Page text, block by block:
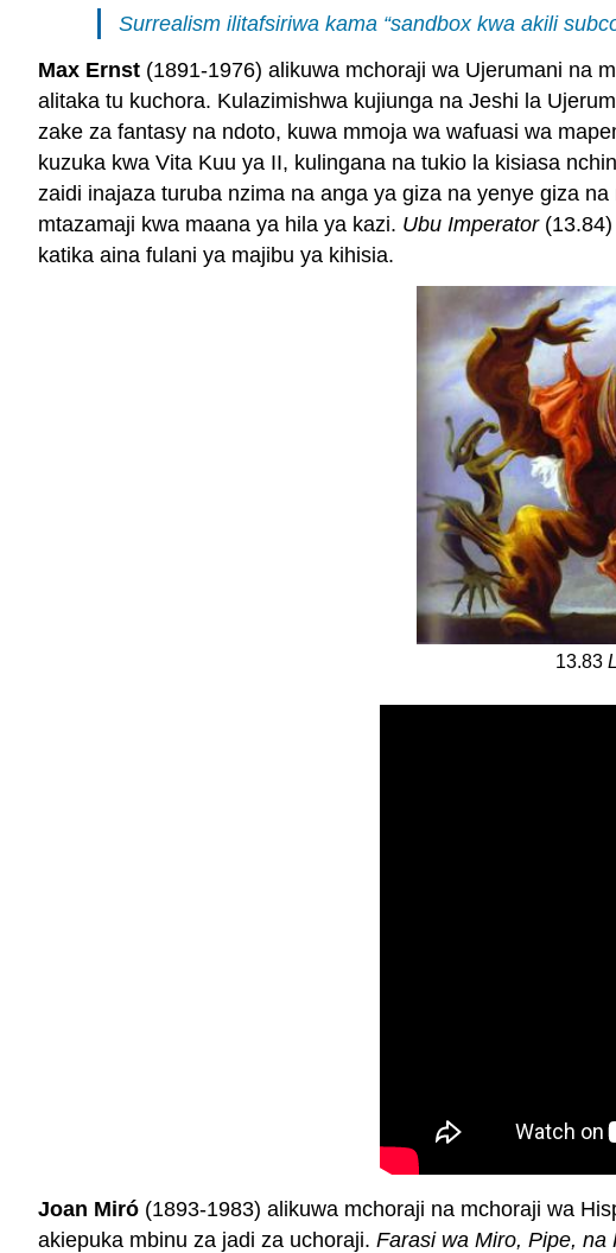
Surrealism ilitafsiriwa kama “sandbox kwa akili
Max Ernst (1891-1976) alikuwa mchoraji wa Ujerumani na
alitaka tu kuchora. Kulazimishwa kujiunga na Jeshi la
zake za fantasy na ndoto, kuwa mmoja wa wafuasi wa
kuzuka kwa Vita Kuu ya II, kulingana na tukio la kisiasa
zaidi inajaza turuba nzima na anga ya giza na yenye giza
mtazamaji kwa maana ya hila ya kazi. Ubu Imperator(13.84)
katika aina fulani ya majibu ya kihisia.
13.83
Joan Miró (1893-1983) alikuwa mchoraji na mchoraji wa
akiepuka mbinu za jadi za uchoraji. Farasi wa Miro, Pipe, na